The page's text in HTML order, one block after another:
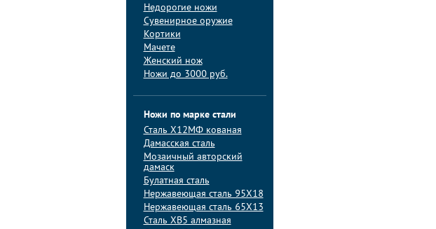
Недорогие ножи
Сувенирное оружие
Кортики
Мачете
Женский нож
Ножи до 3000 руб.
Ножи по марке стали
Сталь Х12МФ кованая
Дамасская сталь
Мозаичный авторский
дамаск
Булатная сталь
Нержавеющая сталь 95Х18
Нержавеющая сталь 65Х13
Сталь ХВ5 алмазная